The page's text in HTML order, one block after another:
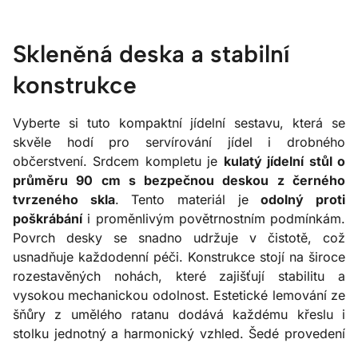
Skleněná deska a stabilní
konstrukce
Vyberte si tuto kompaktní jídelní sestavu, která se
skvěle hodí pro servírování jídel i drobného
občerstvení. Srdcem kompletu je kulatý jídelní stůl o
průměru 90 cm s bezpečnou deskou z černého
tvrzeného skla. Tento materiál jeodolný proti
poškrábáníi proměnlivým povětrnostním podmínkám.
Povrch desky se snadno udržuje v čistotě, což
usnadňuje každodenní péči. Konstrukce stojí na široce
rozestavěných nohách, které zajišťují stabilitu a
vysokou mechanickou odolnost. Estetické lemování ze
šňůry z umělého ratanu dodává každému křeslu i
stolku jednotný a harmonický vzhled. Šedé provedení